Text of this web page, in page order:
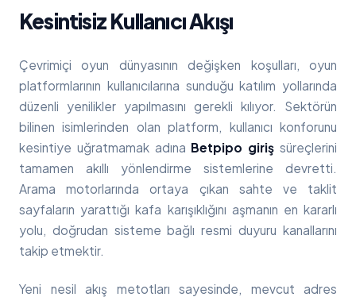
Kesintisiz Kullanıcı Akışı
Çevrimiçi oyun dünyasının değişken koşulları, oyun
platformlarının kullanıcılarına sunduğu katılım yollarında
düzenli yenilikler yapılmasını gerekli kılıyor. Sektörün
bilinen isimlerinden olan platform, kullanıcı konforunu
kesintiye uğratmamak adına Betpipo giriş süreçlerini
tamamen akıllı yönlendirme sistemlerine devretti.
Arama motorlarında ortaya çıkan sahte ve taklit
sayfaların yarattığı kafa karışıklığını aşmanın en kararlı
yolu, doğrudan sisteme bağlı resmi duyuru kanallarını
takip etmektir.
Yeni nesil akış metotları sayesinde, mevcut adres